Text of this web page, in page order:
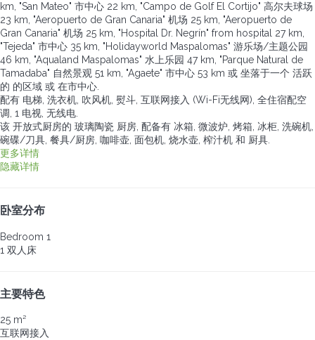
km, "San Mateo" 市中心 22 km, "Campo de Golf El Cortijo" 高尔夫球场
23 km, "Aeropuerto de Gran Canaria" 机场 25 km, "Aeropuerto de
Gran Canaria" 机场 25 km, "Hospital Dr. Negrín" from hospital 27 km,
"Tejeda" 市中心 35 km, "Holidayworld Maspalomas" 游乐场/主题公园
46 km, "Aqualand Maspalomas" 水上乐园 47 km, "Parque Natural de
Tamadaba" 自然景观 51 km, "Agaete" 市中心 53 km 或 坐落于一个 活跃
的 的区域 或 在市中心.
配有 电梯, 洗衣机, 吹风机, 熨斗, 互联网接入 (Wi-Fi无线网), 全住宿配空
调, 1 电视, 无线电.
该 开放式厨房的 玻璃陶瓷 厨房, 配备有 冰箱, 微波炉, 烤箱, 冰柜, 洗碗机,
碗碟/刀具, 餐具/厨房, 咖啡壶, 面包机, 烧水壶, 榨汁机 和 厨具.
更多详情
隐藏详情
卧室分布
Bedroom 1
1 双人床
主要特色
25 m²
互联网接入